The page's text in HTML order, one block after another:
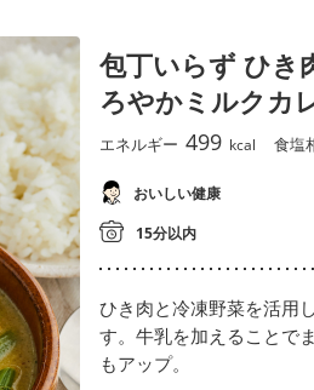
包丁いらず ひき
ろやかミルクカ
エネルギー 499 kcal 食塩
おいしい健康
15分以内
ひき肉と冷凍野菜を活用
す。牛乳を加えることで
もアップ。